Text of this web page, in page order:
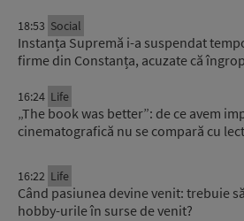
18:53 Social
Instanța Supremă i-a suspendat
firme din Constanța, acuzate că
16:24 Life
„The book was better”: de ce avem
cinematografică nu se compară cu
16:22 Life
Când pasiunea devine venit: trebuie
hobby-urile în surse de venit?